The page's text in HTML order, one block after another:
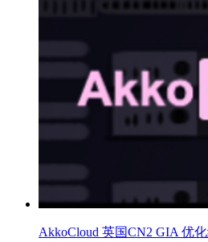
AkkoCloud 英国CN2 GIA 优